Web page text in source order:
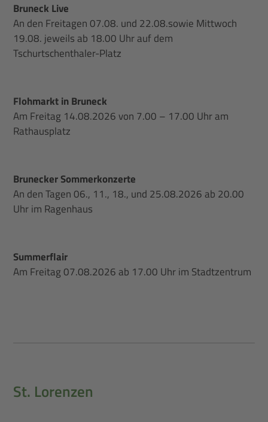
Bruneck Live
An den Freitagen 07.08. und 22.08.sowie Mittwoch
19.08. jeweils ab 18.00 Uhr auf dem
Tschurtschenthaler-Platz
Flohmarkt in Bruneck
Am Freitag 14.08.2026 von 7.00 – 17.00 Uhr am
Rathausplatz
Brunecker Sommerkonzerte
An den Tagen 06., 11., 18., und 25.08.2026 ab 20.00
Uhr im Ragenhaus
Summerflair
Am Freitag 07.08.2026 ab 17.00 Uhr im Stadtzentrum
St. Lorenzen